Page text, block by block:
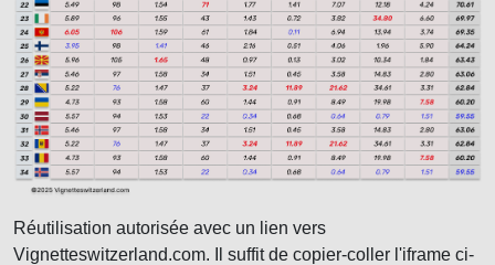
Réutilisation autorisée avec un lien vers
Vignetteswitzerland.com. Il suffit de copier-coller l'iframe ci-